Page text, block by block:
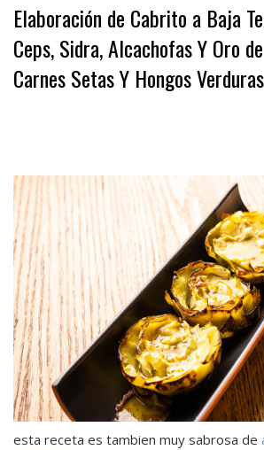
Elaboración de Cabrito a Baja
Ceps, Sidra, Alcachofas Y Oro
Carnes Setas Y Hongos Verduras
esta receta es tambien muy sabrosa de